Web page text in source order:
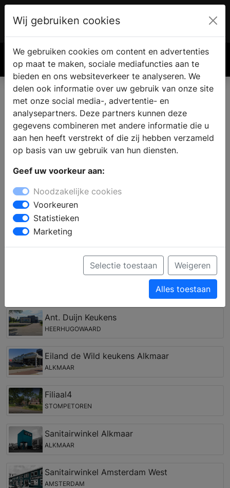
€ 0.00
Vind een nieuwe badkamer in
't Veld
Wanneer u de badkamer gaat verbouwen vindt u in de
sanitair winkel alle informatie en inspiratie voor een
nieuwe badkamer. Welke badkamerstijl past bij u en
wat zijn de laatste badkamertrends en noviteiten? Wat
is de beste indeling en inrichting van uw
droombadkamer? Door middel van persoonlijk advies
van een ervaren medewerker kunt u een complete
badkamer samenstellen, die past bij uw woonstijl,
Badkamer winkel in de regio 't Veld
Ant. Duijn Keukens
HEERHUGOWAARD
Eiland de Wild keukens Alkmaar
ALKMAAR
Filiaal4
STOMPETOREN
Sanitairwinkel Alkmaar
ALKMAAR
Sanitairwinkel Amsterdam West
AMSTERDAM
Wij gebruiken cookies
We gebruiken cookies om content en advertenties
op maat te maken, sociale mediafuncties aan te
bieden en ons websiteverkeer te analyseren. We
delen ook informatie over uw gebruik van onze site
met onze social media-, advertentie- en
analysepartners. Deze partners kunnen deze
gegevens combineren met andere informatie die u
aan hen heeft verstrekt of die zij hebben verzameld
op basis van uw gebruik van hun diensten.
Geef uw voorkeur aan:
Noodzakelijke cookies
Voorkeuren
Statistieken
Marketing
Selectie toestaan Weigeren
Alles toestaan